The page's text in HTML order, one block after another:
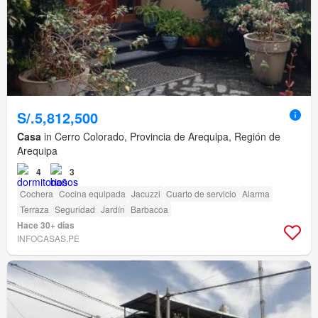
S/.5,812,500
Casa in Cerro Colorado, Provincia de Arequipa, Región de
Arequipa
4 3
Cochera Cocina equipada Jacuzzi Cuarto de servicio Alarma
Terraza Seguridad Jardín Barbacoa
Hace 30+ días
INFOCASAS.PE